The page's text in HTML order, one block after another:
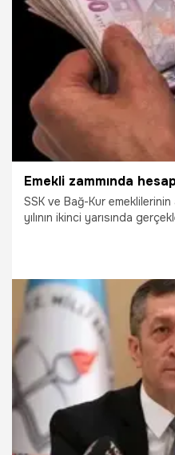
22.11.2018 Gündem
SSK ve Bağ-Kur emeklilerinin
yılının ikinci yarısında
25.09.2018 Ekonomi